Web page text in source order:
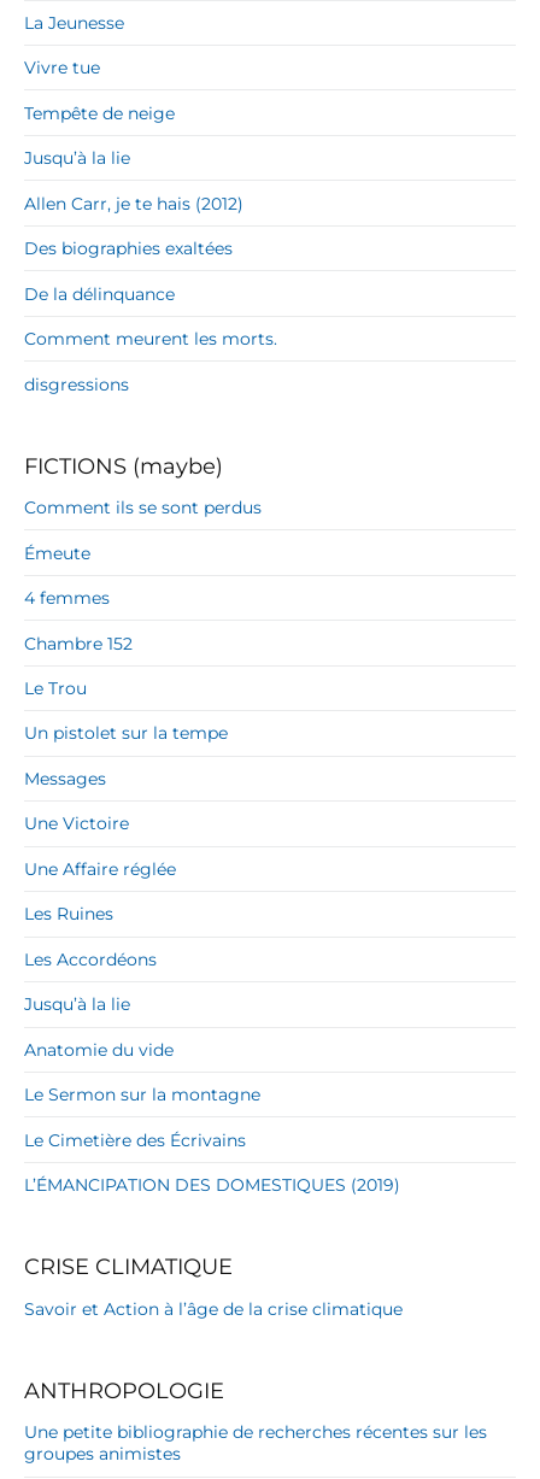
La Jeunesse
Vivre tue
Tempête de neige
Jusqu’à la lie
Allen Carr, je te hais (2012)
Des biographies exaltées
De la délinquance
Comment meurent les morts.
disgressions
FICTIONS (maybe)
Comment ils se sont perdus
Émeute
4 femmes
Chambre 152
Le Trou
Un pistolet sur la tempe
Messages
Une Victoire
Une Affaire réglée
Les Ruines
Les Accordéons
Jusqu’à la lie
Anatomie du vide
Le Sermon sur la montagne
Le Cimetière des Écrivains
L’ÉMANCIPATION DES DOMESTIQUES (2019)
CRISE CLIMATIQUE
Savoir et Action à l’âge de la crise climatique
ANTHROPOLOGIE
Une petite bibliographie de recherches récentes sur les
groupes animistes